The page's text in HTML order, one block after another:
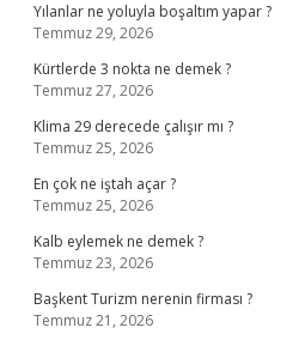
Yılanlar ne yoluyla boşaltım yapar ?
Temmuz 29, 2026
Kürtlerde 3 nokta ne demek ?
Temmuz 27, 2026
Klima 29 derecede çalışır mı ?
Temmuz 25, 2026
En çok ne iştah açar ?
Temmuz 25, 2026
Kalb eylemek ne demek ?
Temmuz 23, 2026
Başkent Turizm nerenin firması ?
Temmuz 21, 2026